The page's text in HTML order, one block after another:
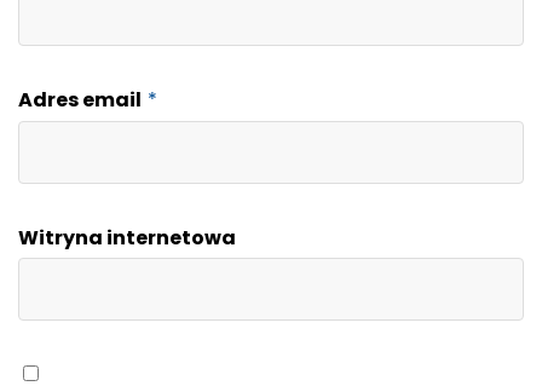
Adres email *
Witryna internetowa